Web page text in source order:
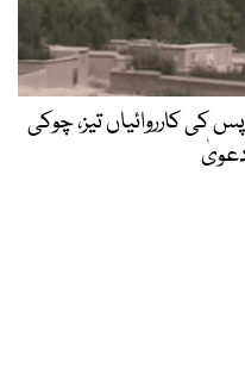
کی کارروائیاں تیز، چوکی